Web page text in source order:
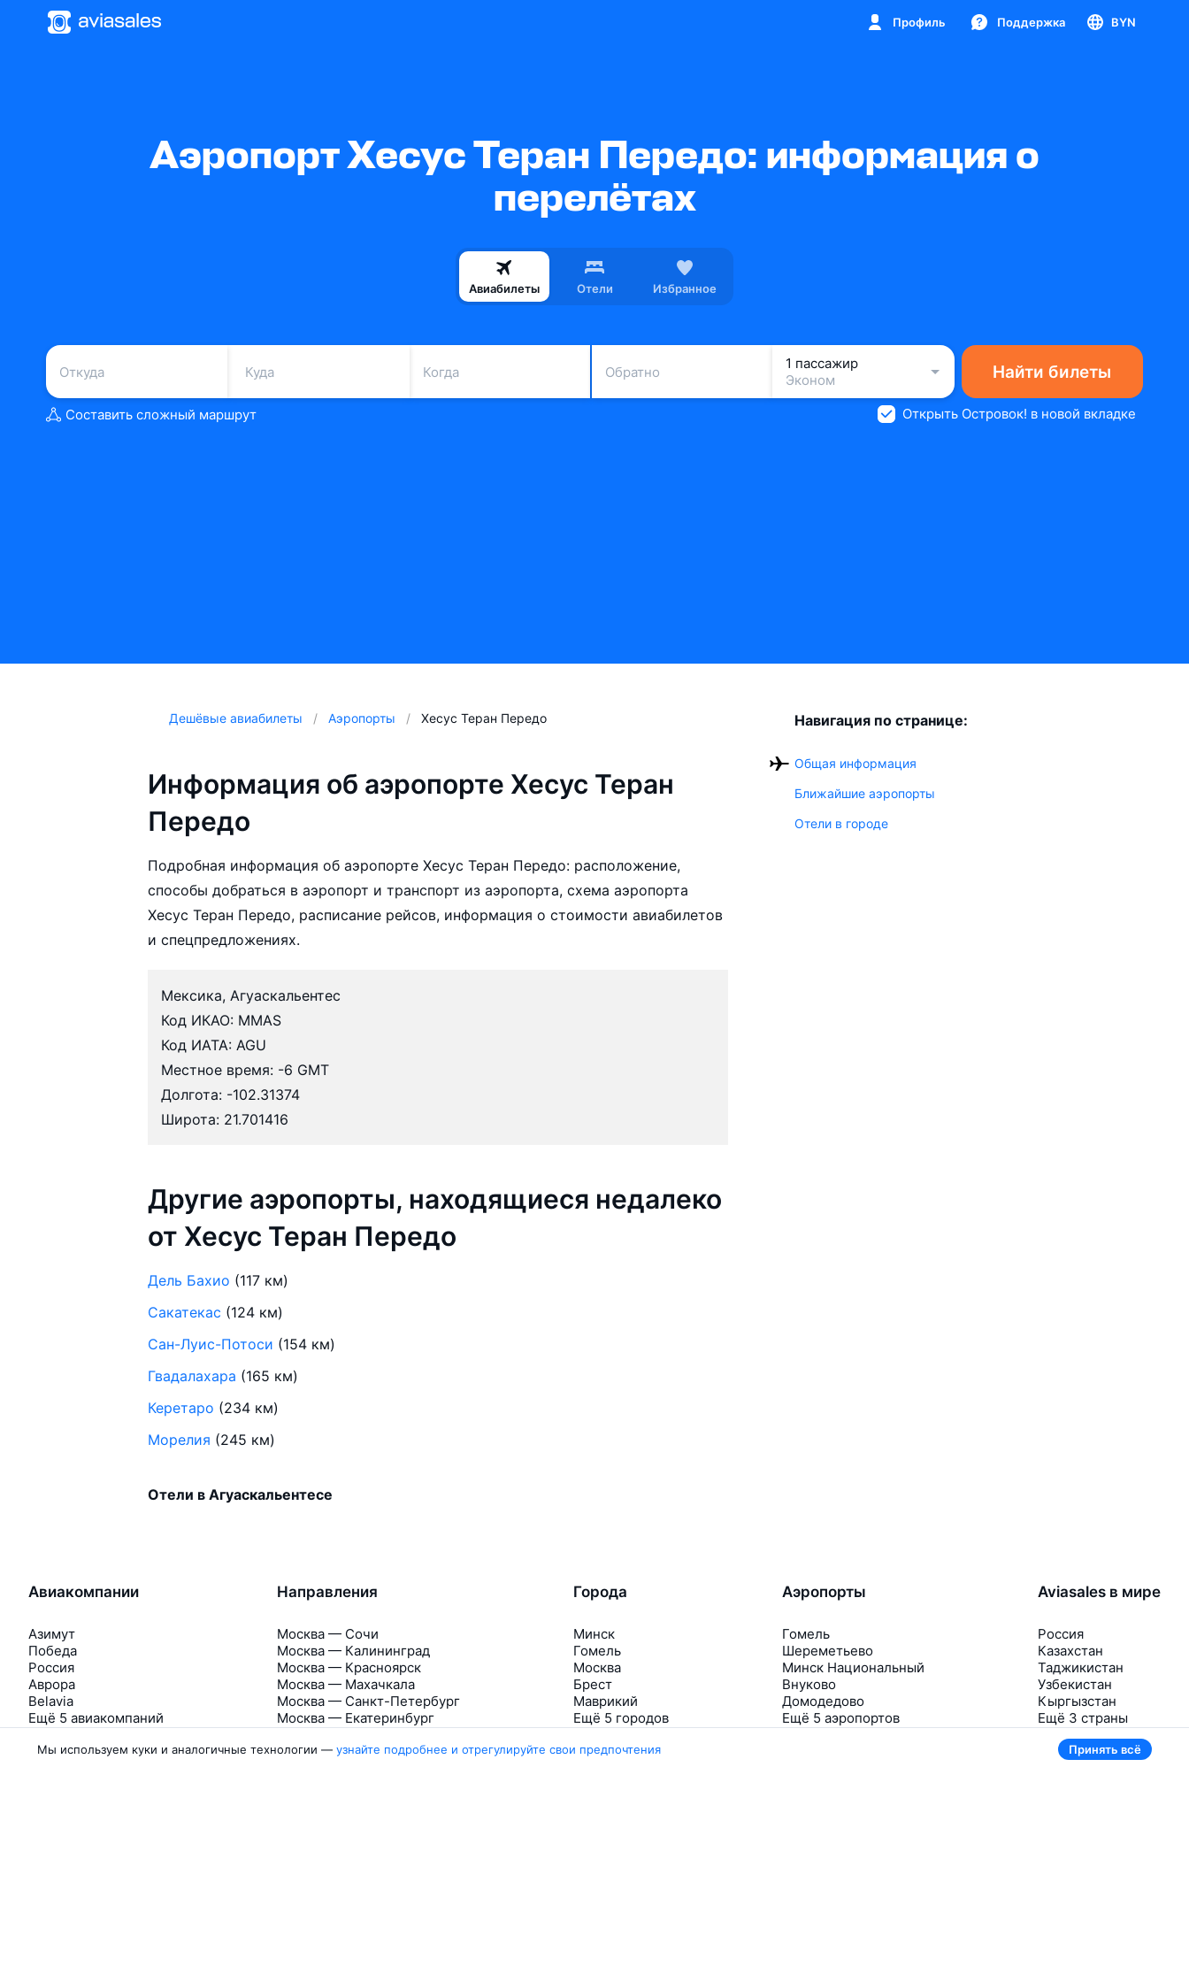
Профиль Поддержка BYN
Аэропорт Хесус Теран Передо: информация о
перелётах
Авиабилеты Отели Избранное
Когда Обратно
1 пассажир
Эконом
Найти билеты
Составить сложный маршрут Открыть Островок! в новой вкладке
Дешёвые авиабилеты Аэропорты Хесус Теран Передо
Информация об аэропорте Хесус Теран
Передо
Подробная информация об аэропорте Хесус Теран Передо: расположение,
способы добраться в аэропорт и транспорт из аэропорта, схема аэропорта
Хесус Теран Передо, расписание рейсов, информация о стоимости авиабилетов
и спецпредложениях.
Мексика, Агуаскальентес
Код ИКАО: MMAS
Код ИАТА: AGU
Местное время: -6 GMT
Долгота: -102.31374
Широта: 21.701416
Другие аэропорты, находящиеся недалеко
от Хесус Теран Передо
Дель Бахио (117 км)
Сакатекас (124 км)
Сан-Луис-Потоси (154 км)
Гвадалахара (165 км)
Керетаро (234 км)
Морелия (245 км)
Отели в Агуаскальентесе
Навигация по странице:
Общая информация
Ближайшие аэропорты
Отели в городе
Авиакомпании
Азимут
Победа
Россия
Аврора
Belavia
Ещё 5 авиакомпаний
Направления
Москва — Сочи
Москва — Калининград
Москва — Красноярск
Москва — Махачкала
Москва — Санкт-Петербург
Москва — Екатеринбург
Города
Минск
Гомель
Москва
Брест
Маврикий
Ещё 5 городов
Аэропорты
Гомель
Шереметьево
Минск Национальный
Внуково
Домодедово
Ещё 5 аэропортов
Aviasales в мире
Россия
Казахстан
Таджикистан
Узбекистан
Кыргызстан
Ещё 3 страны
Мы используем куки и аналогичные технологии — узнайте подробнее и отрегулируйте свои предпочтения Принять всё